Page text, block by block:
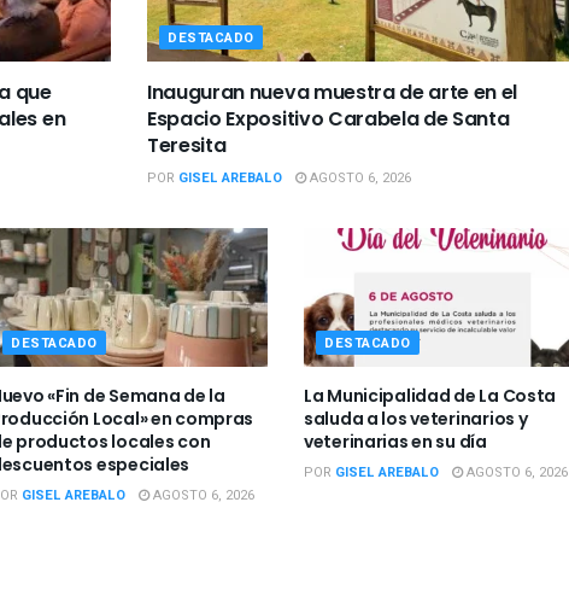
que
en
DESTACADO
Inauguran nueva muestra de arte en el
Espacio Expositivo Carabela de Santa
Teresita
POR GISEL AREBALO AGOSTO 6, 2026
DESTACADO
«Fin de Semana de la
Local» en compras
productos locales con
especiales
GISEL AREBALO AGOSTO 6, 2026
DESTACADO
La Municipalidad de La Costa
saluda a los veterinarios y
veterinarias en su día
POR GISEL AREBALO AGOSTO 6, 2026